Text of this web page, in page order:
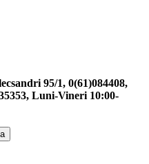
95/1, 0(61)084408,
Luni-Vineri 10:00-